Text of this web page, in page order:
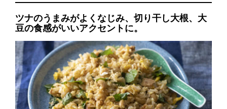
ツナのうまみがよくなじみ、切り干し大根、大
豆の食感がいいアクセントに。